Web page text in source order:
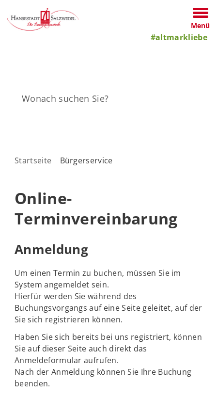
Menü
#altmarkliebe
Startseite Bürgerservice
Online-
Terminvereinbarung
Anmeldung
Um einen Termin zu buchen, müssen Sie im
System angemeldet sein.
Hierfür werden Sie während des
Buchungsvorgangs auf eine Seite geleitet, auf der
Sie sich registrieren können.
Haben Sie sich bereits bei uns registriert, können
Sie auf dieser Seite auch direkt das
Anmeldeformular aufrufen.
Nach der Anmeldung können Sie Ihre Buchung
beenden.